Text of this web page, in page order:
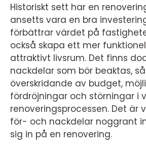
Historiskt sett har en
ansetts vara en bra
förbättrar värdet på
också skapa ett mer
attraktivt livsrum. Det finns
nackdelar som bör beaktas,
överskridande av budget,
fördröjningar och störningar i
renoveringsprocessen. Det är
för- och nackdelar noggrant
sig in på en renovering.